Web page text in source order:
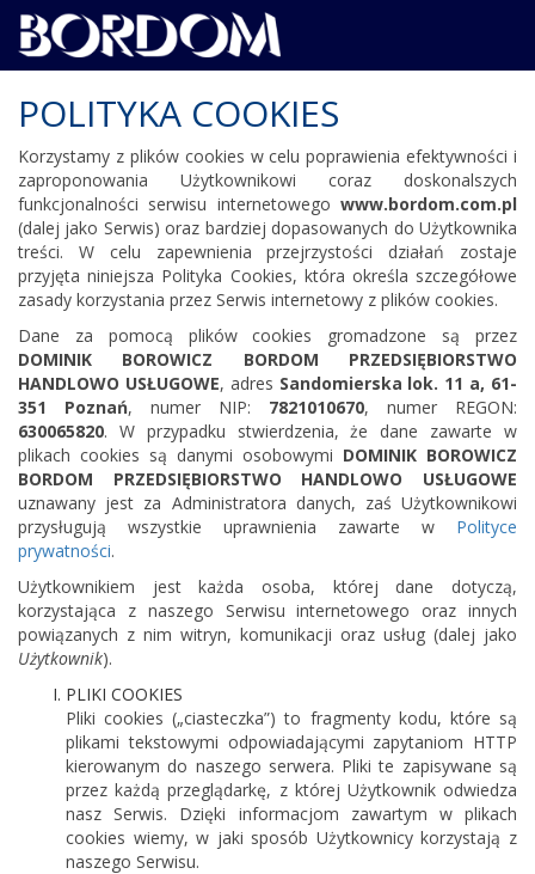
POLITYKA COOKIES
Korzystamy z plików cookies w celu poprawienia efektywności i
zaproponowania Użytkownikowi coraz doskonalszych
funkcjonalności serwisu internetowego www.bordom.com.pl
(dalej jako Serwis) oraz bardziej dopasowanych do Użytkownika
treści. W celu zapewnienia przejrzystości działań zostaje
przyjęta niniejsza Polityka Cookies, która określa szczegółowe
zasady korzystania przez Serwis internetowy z plików cookies.
Dane za pomocą plików cookies gromadzone są przez
DOMINIK BOROWICZ BORDOM PRZEDSIĘBIORSTWO
HANDLOWO USŁUGOWE, adres Sandomierska lok. 11 a, 61-
351
Poznań, numer NIP: 7821010670, numer REGON:
630065820. W przypadku stwierdzenia, że dane zawarte w
plikach cookies są danymi osobowymi DOMINIK BOROWICZ
BORDOM PRZEDSIĘBIORSTWO HANDLOWO USŁUGOWE
uznawany jest za Administratora danych, zaś Użytkownikowi
przysługują wszystkie uprawnienia zawarte w Polityce
prywatności.
Użytkownikiem jest każda osoba, której dane dotyczą,
korzystająca z naszego Serwisu internetowego oraz innych
powiązanych z nim witryn, komunikacji oraz usług (dalej jako
Użytkownik).
PLIKI COOKIES
Pliki cookies („ciasteczka”) to fragmenty kodu, które są
plikami tekstowymi odpowiadającymi zapytaniom HTTP
kierowanym do naszego serwera. Pliki te zapisywane są
przez każdą przeglądarkę, z której Użytkownik odwiedza
nasz Serwis. Dzięki informacjom zawartym w plikach
cookies wiemy, w jaki sposób Użytkownicy korzystają z
naszego Serwisu.